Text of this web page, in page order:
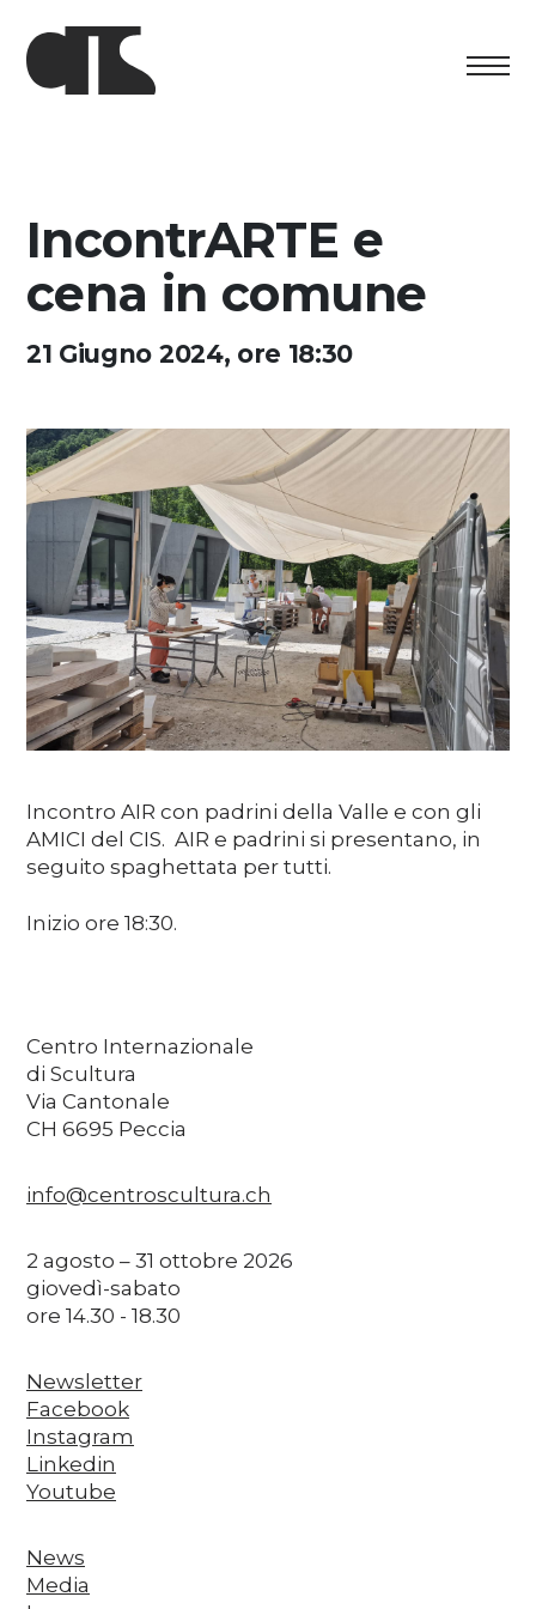
Esposizione
Programma culturale
Affitto spazi
Sostenere
Media
DE EN IT
IncontrARTE e
cena in comune
21 Giugno 2024, ore 18:30
Incontro AIR con padrini della Valle e con gli
AMICI del CIS. AIR e padrini si presentano, in
seguito spaghettata per tutti.
Inizio ore 18:30.
Centro Internazionale
di Scultura
Via Cantonale
CH 6695 Peccia
info@centroscultura.ch
2 agosto – 31 ottobre 2026
giovedì-sabato
ore 14.30 - 18.30
Newsletter
Facebook
Instagram
Linkedin
Youtube
News
Media